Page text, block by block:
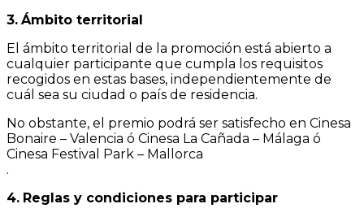
3. Ámbito territorial
El ámbito territorial de la promoción está abierto a
cualquier participante que cumpla los requisitos
recogidos en estas bases, independientemente de
cuál sea su ciudad o país de residencia.
No obstante, el premio podrá ser satisfecho en Cinesa
Bonaire – Valencia ó Cinesa La Cañada – Málaga ó
Cinesa Festival Park – Mallorca
.
4. Reglas y condiciones para participar